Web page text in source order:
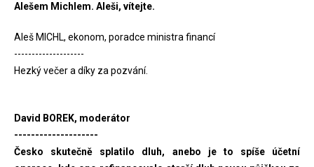
Alešem Michlem. Aleši, vítejte.
Aleš MICHL, ekonom, poradce ministra financí
--------------------
Hezký večer a díky za pozvání.
David BOREK, moderátor
--------------------
Česko skutečně splatilo dluh, anebo je to spíše účetní